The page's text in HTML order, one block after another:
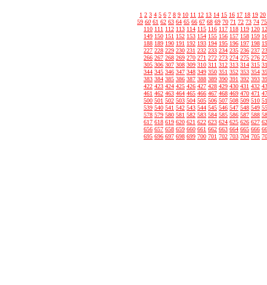
1 2 3 4 5 6 7 8 9 10 11 12 13 14 15 16 17 18 19 20
59 60 61 62 63 64 65 66 67 68 69 70 71 72 73 74 75
110 111 112 113 114 115 116 117 118 119 120
149 150 151 152 153 154 155 156 157 158 159
188 189 190 191 192 193 194 195 196 197 198
227 228 229 230 231 232 233 234 235 236 237
266 267 268 269 270 271 272 273 274 275 276
305 306 307 308 309 310 311 312 313 314 315
344 345 346 347 348 349 350 351 352 353 354
383 384 385 386 387 388 389 390 391 392 393
422 423 424 425 426 427 428 429 430 431 432
461 462 463 464 465 466 467 468 469 470 471
500 501 502 503 504 505 506 507 508 509 510
539 540 541 542 543 544 545 546 547 548 549
578 579 580 581 582 583 584 585 586 587 588
617 618 619 620 621 622 623 624 625 626 627
656 657 658 659 660 661 662 663 664 665 666
695 696 697 698 699 700 701 702 703 704 705